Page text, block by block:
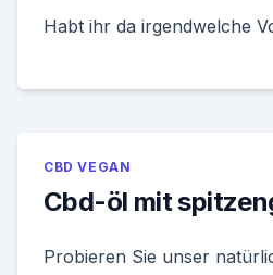
Habt ihr da irgendwelche
CBD VEGAN
Cbd-öl mit
Probieren Sie unser